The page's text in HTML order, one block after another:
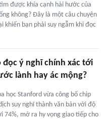
được khía cạnh hài hước của
không? Đây là một câu chuyện
khiến bạn phải suy ngẫm khi đọc
đọc ý nghĩ chính xác tới
lành hay ác mộng?
học Stanford vừa công bố chip
suy nghĩ thành văn bản với độ
74%, mở ra hy vọng giao tiếp cho